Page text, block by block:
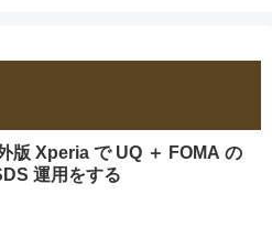
版 Xperia で UQ ＋ FOMA の
運用をする